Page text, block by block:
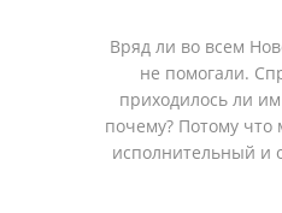
Вряд ли во всем
не помогали.
приходилось ли
почему? Потому что
исполнительный и